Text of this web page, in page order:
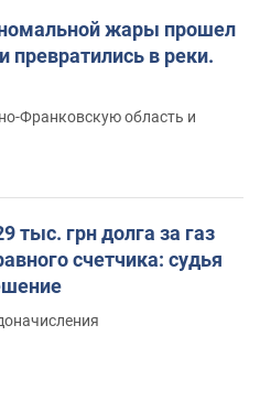
жары прошел
превратились в реки.
Франковскую область и
тыс. грн долга за газ
счетчика: судья